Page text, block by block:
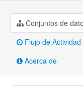
Conjuntos de
Flujo de Actividad
Acerca de